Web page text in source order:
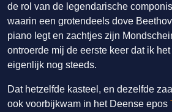
de rol van de legendarische
waarin een grotendeels dove
piano legt en zachtjes zijn
ontroerde mij de eerste keer dat ik
eigenlijk nog steeds.
Dat hetzelfde kasteel, en dezelfde
ook voorbijkwam in het Deense epos